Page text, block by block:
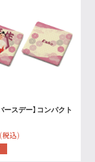
ースデー】コンパクト
(税込)